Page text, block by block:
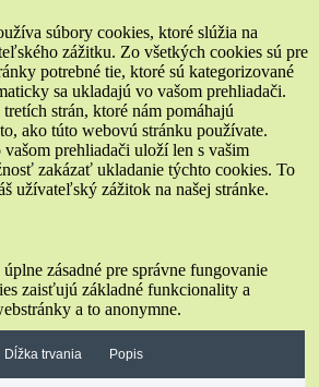
súbory cookies, ktoré slúžia na
zážitku. Zo všetkých cookies sú pre
potrebné tie, ktoré sú kategorizované
sa ukladajú vo vašom prehliadači.
strán, ktoré nám pomáhajú
ako túto webovú stránku používate.
prehliadači uloží len s vašim
zakázať ukladanie týchto cookies. To
užívateľský zážitok na našej stránke.
zásadné pre správne fungovanie
zaisťujú základné funkcionality a
a to anonymne.
Dĺžka trvania Popis